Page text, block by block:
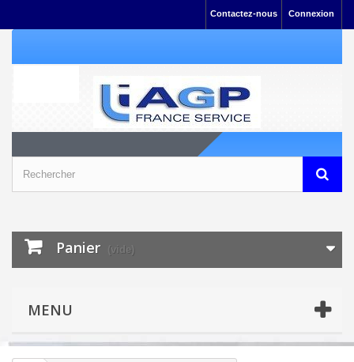
Connexion
Contactez-nous
Panier (vide)
MENU